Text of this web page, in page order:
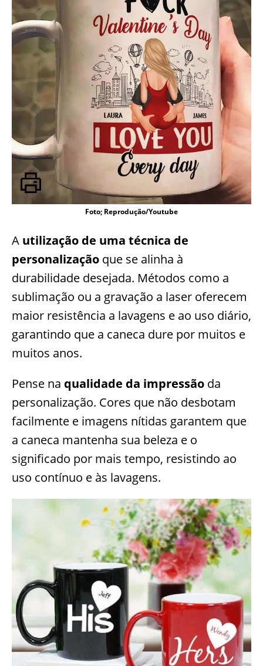
Foto; Reprodução/Youtube
A utilização de uma técnica de
personalização que se alinha à
durabilidade desejada. Métodos como a
sublimação ou a gravação a laser oferecem
maior resistência a lavagens e ao uso diário,
garantindo que a caneca dure por muitos e
muitos anos.
Pense na qualidade da impressão da
personalização. Cores que não desbotam
facilmente e imagens nítidas garantem que
a caneca mantenha sua beleza e o
significado por mais tempo, resistindo ao
uso contínuo e às lavagens.